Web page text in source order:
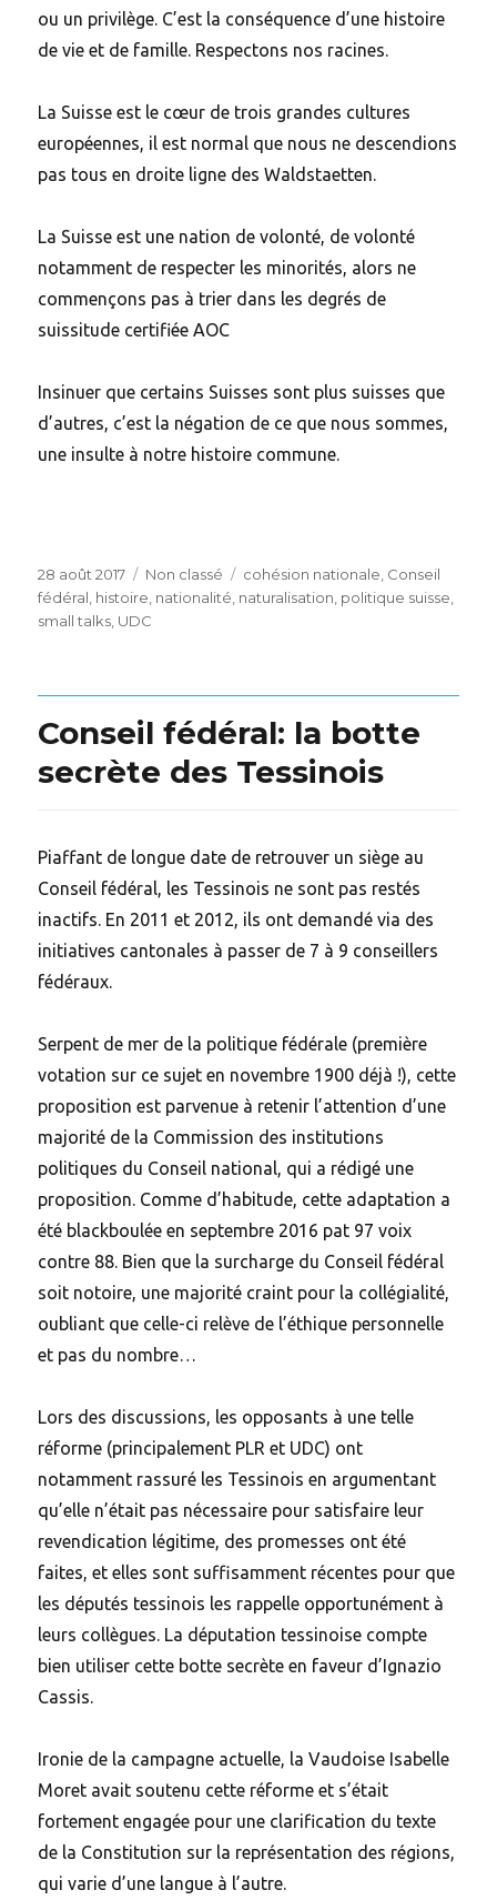
ou un privilège. C’est la conséquence d’une histoire
de vie et de famille. Respectons nos racines.
La Suisse est le cœur de trois grandes cultures
européennes, il est normal que nous ne descendions
pas tous en droite ligne des Waldstaetten.
La Suisse est une nation de volonté, de volonté
notamment de respecter les minorités, alors ne
commençons pas à trier dans les degrés de
suissitude certifiée AOC
Insinuer que certains Suisses sont plus suisses que
d’autres, c’est la négation de ce que nous sommes,
une insulte à notre histoire commune.
Posted
on
28 août 2017 Categories
Non classé Tags
cohésion nationale, Conseil
fédéral, histoire, nationalité, naturalisation, politique suisse,
small talks, UDC
Conseil fédéral: la botte
secrète des Tessinois
Piaffant de longue date de retrouver un siège au
Conseil fédéral, les Tessinois ne sont pas restés
inactifs. En 2011 et 2012, ils ont demandé via des
initiatives cantonales à passer de 7 à 9 conseillers
fédéraux.
Serpent de mer de la politique fédérale (première
votation sur ce sujet en novembre 1900 déjà !), cette
proposition est parvenue à retenir l’attention d’une
majorité de la Commission des institutions
politiques du Conseil national, qui a rédigé une
proposition. Comme d’habitude, cette adaptation a
été blackboulée en septembre 2016 pat 97 voix
contre 88. Bien que la surcharge du Conseil fédéral
soit notoire, une majorité craint pour la collégialité,
oubliant que celle-ci relève de l’éthique personnelle
et pas du nombre…
Lors des discussions, les opposants à une telle
réforme (principalement PLR et UDC) ont
notamment rassuré les Tessinois en argumentant
qu’elle n’était pas nécessaire pour satisfaire leur
revendication légitime, des promesses ont été
faites, et elles sont suffisamment récentes pour que
les députés tessinois les rappelle opportunément à
leurs collègues. La députation tessinoise compte
bien utiliser cette botte secrète en faveur d’Ignazio
Cassis.
Ironie de la campagne actuelle, la Vaudoise Isabelle
Moret avait soutenu cette réforme et s’était
fortement engagée pour une clarification du texte
de la Constitution sur la représentation des régions,
qui varie d’une langue à l’autre.